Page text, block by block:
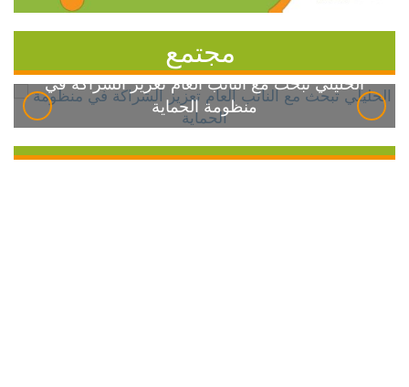
مجتمع
الخليلي تبحث مع النائب العام تعزيز الشراكة في
منظومة الحماية